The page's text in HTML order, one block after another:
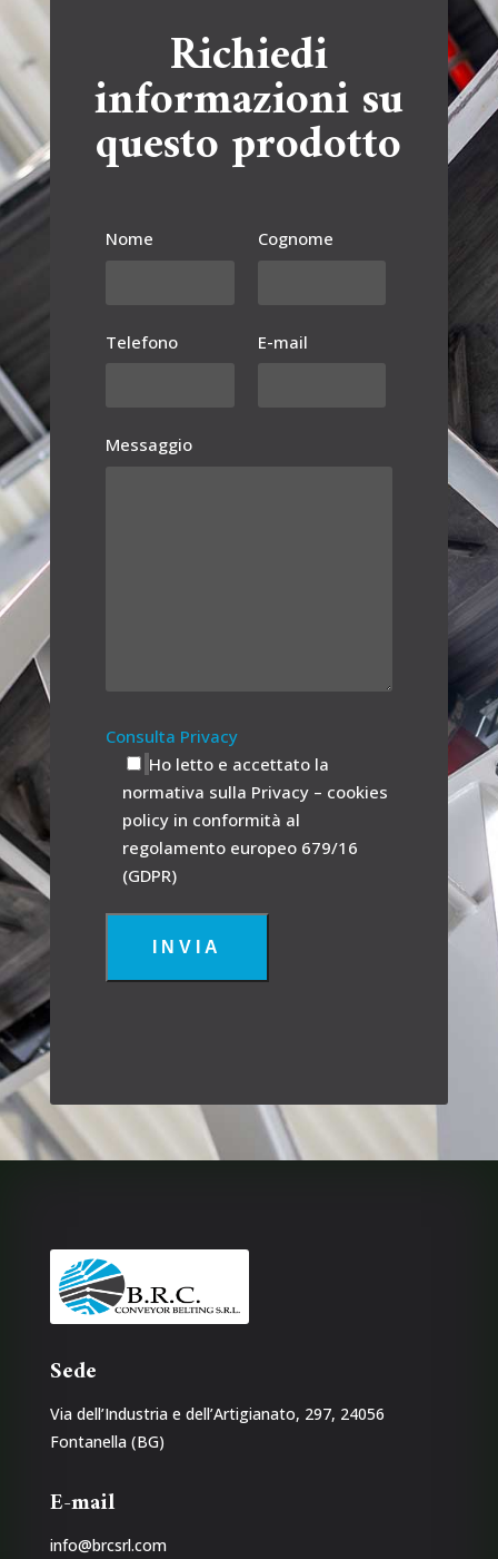
Richiedi
informazioni su
questo prodotto
Nome Cognome
Telefono E-mail
Messaggio
Consulta Privacy
Ho letto e accettato la
normativa sulla Privacy – cookies
policy in conformità al
regolamento europeo 679/16
(GDPR)
Sede
Via dell’Industria e dell’Artigianato, 297, 24056
Fontanella (BG)
E-mail
info@brcsrl.com